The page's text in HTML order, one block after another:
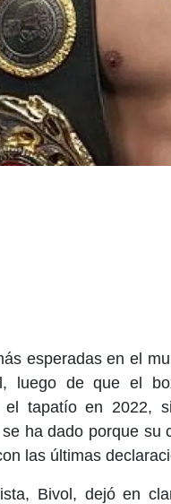
esperadas en el
luego de que el
el tapatío en 2022,
ha dado porque su
las últimas
Bivol, dejó en